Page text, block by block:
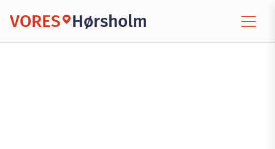
VORES Hørsholm